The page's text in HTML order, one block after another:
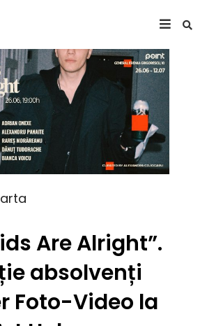
Are Alright”.
absolvenți
Foto-Video la